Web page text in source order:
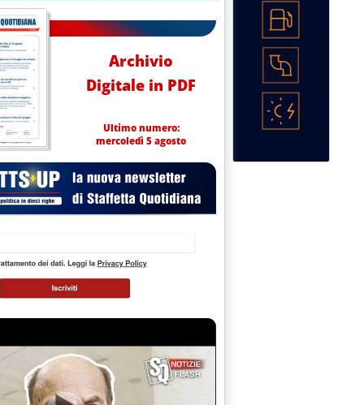
ARMONIZZAZIONE'
Archivio
Digitale in PDF
Ultimo numero:
mercoledì 5 agosto